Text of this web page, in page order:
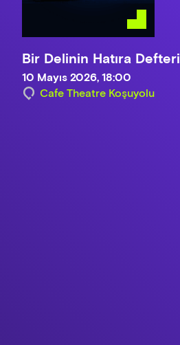
Bir Delinin Hatıra Defteri
10 Mayıs 2026, 18:00
Cafe Theatre Koşuyolu